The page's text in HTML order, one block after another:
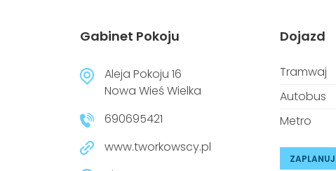
Gabinet Pokoju
Aleja Pokoju 16
Nowa Wieś Wielka
690695421
www.tworkowscy.pl
Dojazd
Tramwaj
Autobus
Metro
ZAPLANUJ